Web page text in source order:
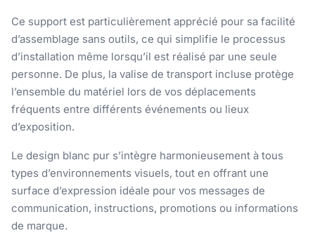
Ce support est particulièrement apprécié pour sa facilité
d’assemblage sans outils, ce qui simplifie le processus
d’installation même lorsqu’il est réalisé par une seule
personne. De plus, la valise de transport incluse protège
l’ensemble du matériel lors de vos déplacements
fréquents entre différents événements ou lieux
d’exposition.
Le design blanc pur s’intègre harmonieusement à tous
types d’environnements visuels, tout en offrant une
surface d’expression idéale pour vos messages de
communication, instructions, promotions ou informations
de marque.